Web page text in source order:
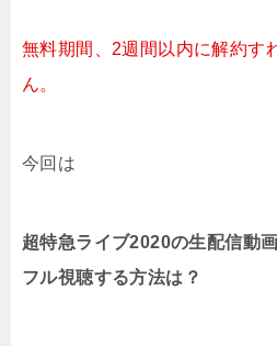
無料期間、2週間以内に解約す
ん。
今回は
超特急ライブ2020の生配信動
フル視聴する方法は？